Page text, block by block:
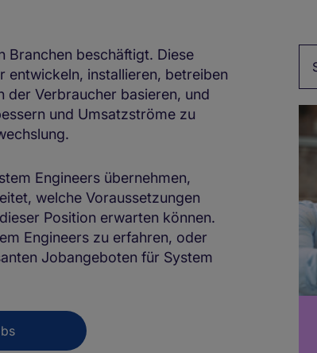
Branchen beschäftigt. Diese
installieren, betreiben
der Verbraucher basieren, und
und Umsatzströme zu
Engineers übernehmen,
welche Voraussetzungen
Position erwarten können.
Engineers zu erfahren, oder
Jobangeboten für System